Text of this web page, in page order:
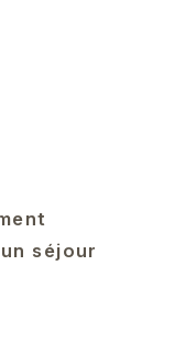
séjour